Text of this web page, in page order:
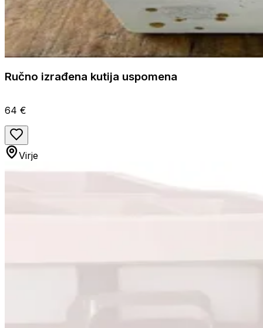
Ručno izrađena kutija uspomena
64 €
Virje